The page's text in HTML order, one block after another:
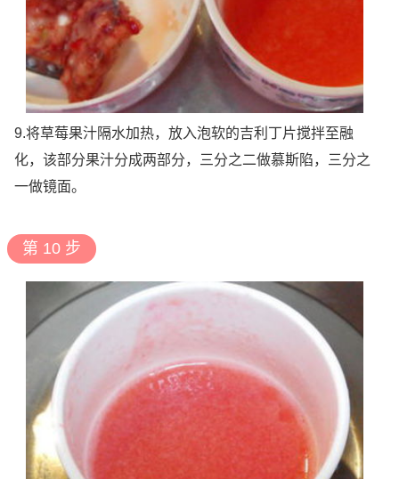
9.将草莓果汁隔水加热，放入泡软的吉利丁片搅拌至融
化，该部分果汁分成两部分，三分之二做慕斯陷，三分之
一做镜面。
第 10 步